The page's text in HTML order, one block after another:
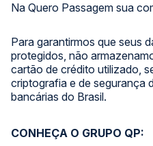
Na Quero Passagem sua
Para garantirmos que seus
protegidos, não
cartão de crédito utilizado,
criptografia e de segurança
bancárias do Brasil.
CONHEÇA O GRUPO QP: